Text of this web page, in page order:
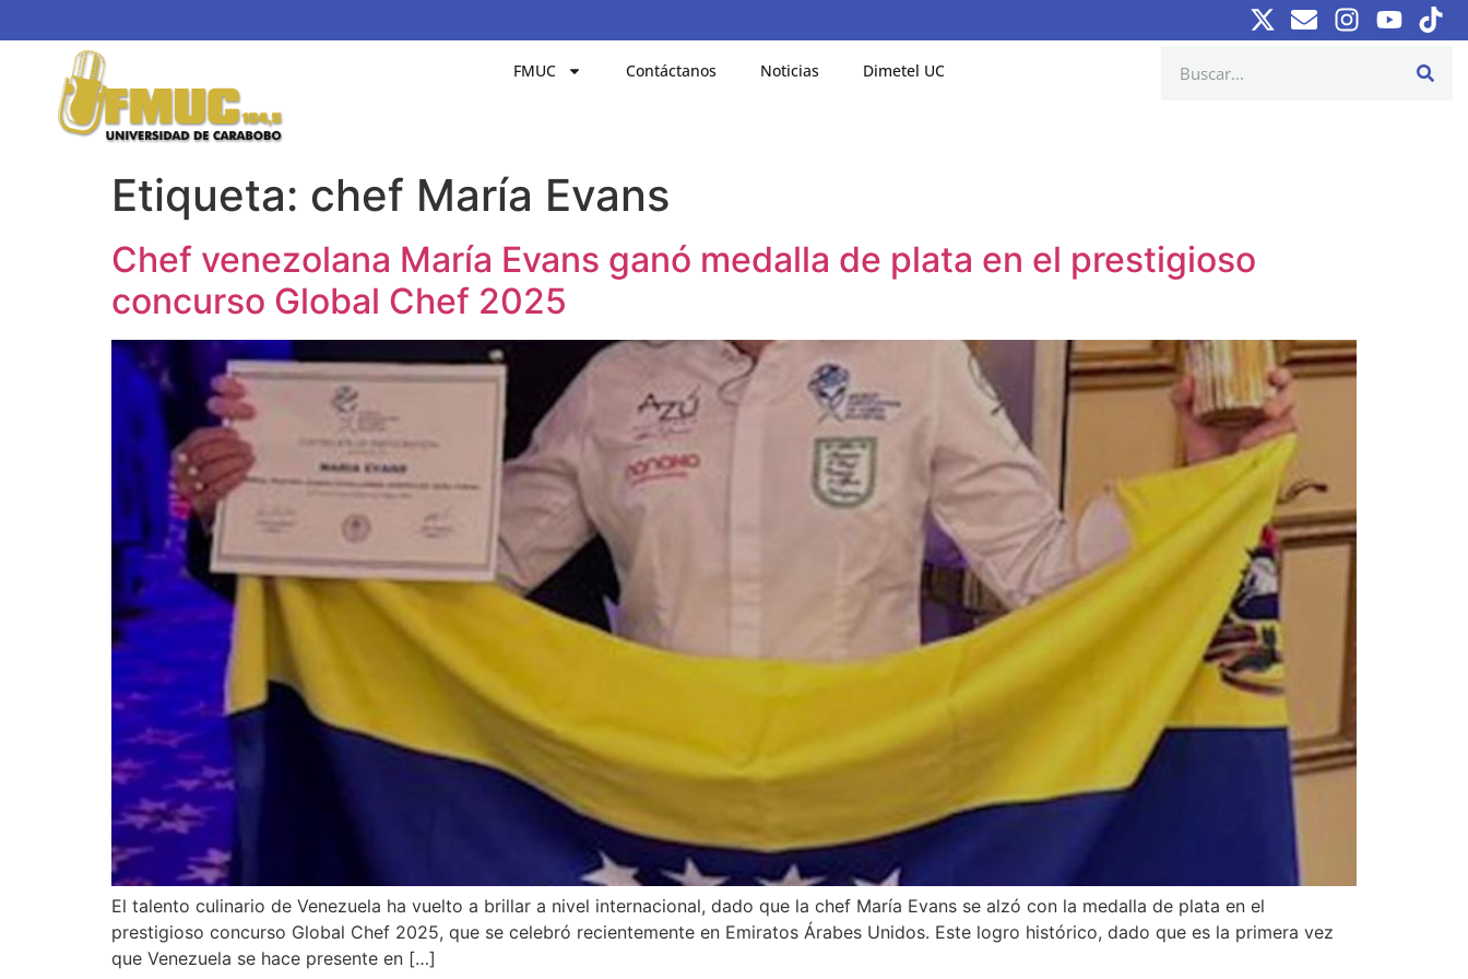
FMUC Contáctanos Noticias Dimetel UC
Etiqueta: chef María Evans
Chef venezolana María Evans ganó medalla de plata en el prestigioso
concurso Global Chef 2025
El talento culinario de Venezuela ha vuelto a brillar a nivel internacional, dado que la chef María Evans se alzó con la medalla de plata en el
prestigioso concurso Global Chef 2025, que se celebró recientemente en Emiratos Árabes Unidos. Este logro histórico, dado que es la primera vez
que Venezuela se hace presente en […]